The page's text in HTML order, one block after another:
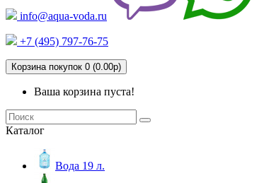
info@aqua-voda.ru
+7 (495) 797-76-75
Корзина покупок 0 (0.00р)
Ваша корзина пуста!
Каталог
Вода 19 л.